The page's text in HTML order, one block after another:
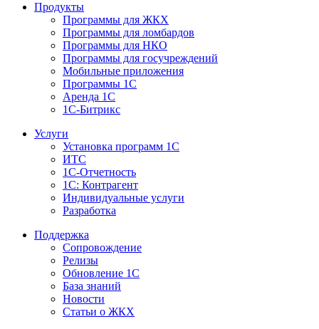
Продукты
Программы для ЖКХ
Программы для ломбардов
Программы для НКО
Программы для госучреждений
Мобильные приложения
Программы 1С
Аренда 1С
1С-Битрикс
Услуги
Установка программ 1С
ИТС
1С-Отчетность
1С: Контрагент
Индивидуальные услуги
Разработка
Поддержка
Сопровождение
Релизы
Обновление 1С
База знаний
Новости
Статьи о ЖКХ